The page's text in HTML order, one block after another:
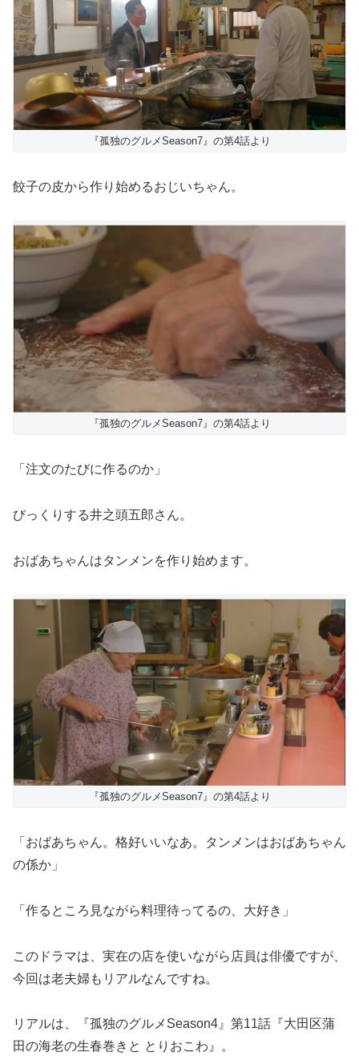
『孤独のグルメSeason7』の第4話より
餃子の皮から作り始めるおじいちゃん。
『孤独のグルメSeason7』の第4話より
「注文のたびに作るのか」
びっくりする井之頭五郎さん。
おばあちゃんはタンメンを作り始めます。
『孤独のグルメSeason7』の第4話より
「おばあちゃん。格好いいなあ。タンメンはおばあちゃん
の係か」
「作るところ見ながら料理待ってるの、大好き」
このドラマは、実在の店を使いながら店員は俳優ですが、
今回は老夫婦もリアルなんですね。
リアルは、『孤独のグルメSeason4』第11話『大田区蒲
田の海老の生春巻きと とりおこわ』。